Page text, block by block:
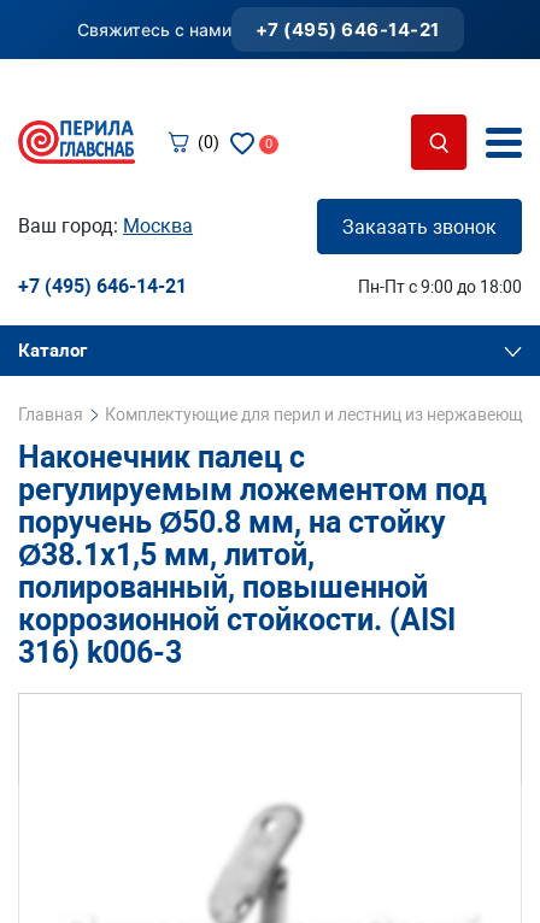
Свяжитесь с нами +7 (495) 646-14-21
(0) 0
Ваш город: Москва Заказать звонок
+7 (495) 646-14-21 Пн-Пт с 9:00 до 18:00
Каталог
Главная Комплектующие для перил и лестниц из
Наконечник палец с
регулируемым ложементом под
поручень Ø50.8 мм, на стойку
Ø38.1х1,5 мм, литой,
полированный, повышенной
коррозионной стойкости. (AISI
316) k006-3